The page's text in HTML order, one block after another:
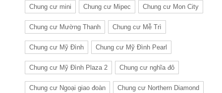
Chung cư mini Chung cư Mipec Chung cư Mon City
Chung cư Mường Thanh Chung cư Mễ Trì
Chung cư Mỹ Đình Chung cư Mỹ Đình Pearl
Chung cư Mỹ Đình Plaza 2 Chung cư nghĩa đô
Chung cư Ngoại giao đoàn Chung cư Northern Diamond